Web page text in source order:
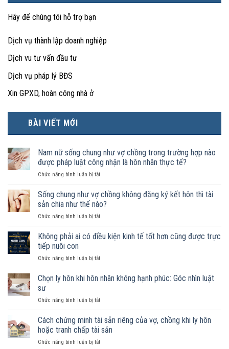
Hãy để chúng tôi hỗ trợ bạn
Dịch vụ thành lập doanh nghiệp
Dịch vu tư vấn đầu tư
Dịch vụ pháp lý BĐS
Xin GPXD, hoàn công nhà ở
BÀI VIẾT MỚI
Nam nữ sống chung như vợ chồng trong trường hợp nào
được pháp luật công nhận là hôn nhân thực tế?
Chức năng bình luận bị tắtở
nữ
sống
chung
như
chồng
hợp
được
là
hôn
Sống chung như vợ chồng không đăng ký kết hôn thì tài
sản chia như thế nào?
Chức năng bình luận bị tắtở
chung
chồng
đăng
hôn
tài
sản
Không phải ai có điều kiện kinh tế tốt hơn cũng được trực
tiếp nuôi con
Chức năng bình luận bị tắtở
phải
điều
kinh
tế
hơn
Chọn ly hôn khi hôn nhân không hạnh phúc: Góc nhìn luật
sư
Chức năng bình luận bị tắtở
ly
hôn
khi
hôn
Cách chứng minh tài sản riêng của vợ, chồng khi ly hôn
hoặc tranh chấp tài sản
Chức năng bình luận bị tắtở